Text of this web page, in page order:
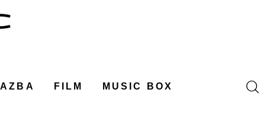
FILM MUSIC BOX